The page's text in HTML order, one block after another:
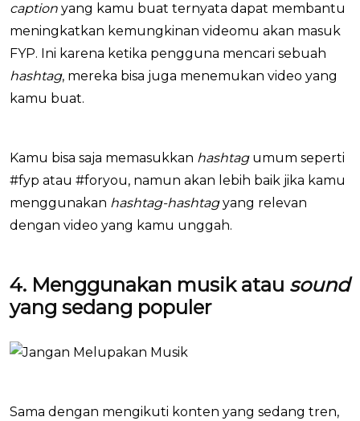
caption yang kamu buat ternyata dapat membantu
meningkatkan kemungkinan videomu akan masuk
FYP. Ini karena ketika pengguna mencari sebuah
hashtag, mereka bisa juga menemukan video yang
kamu buat.
Kamu bisa saja memasukkan hashtag umum seperti
#fyp atau #foryou, namun akan lebih baik jika kamu
menggunakan hashtag-hashtagyang relevan
dengan video yang kamu unggah.
4. Menggunakan musik atau sound
yang sedang populer
Sama dengan mengikuti konten yang sedang tren,